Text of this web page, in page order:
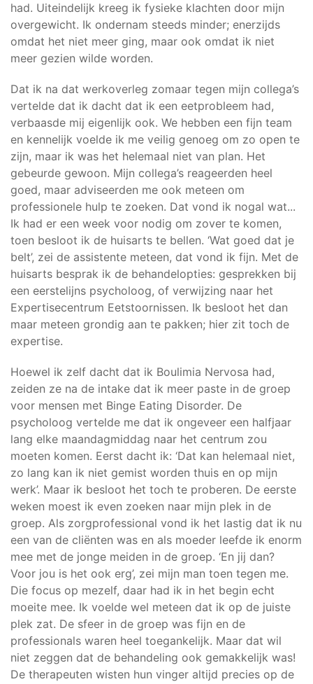
had. Uiteindelijk kreeg ik fysieke klachten door mijn
overgewicht. Ik ondernam steeds minder; enerzijds
omdat het niet meer ging, maar ook omdat ik niet
meer gezien wilde worden.
Dat ik na dat werkoverleg zomaar tegen mijn collega’s
vertelde dat ik dacht dat ik een eetprobleem had,
verbaasde mij eigenlijk ook. We hebben een fijn team
en kennelijk voelde ik me veilig genoeg om zo open te
zijn, maar ik was het helemaal niet van plan. Het
gebeurde gewoon. Mijn collega’s reageerden heel
goed, maar adviseerden me ook meteen om
professionele hulp te zoeken. Dat vond ik nogal wat...
Ik had er een week voor nodig om zover te komen,
toen besloot ik de huisarts te bellen. ‘Wat goed dat je
belt’, zei de assistente meteen, dat vond ik fijn. Met de
huisarts besprak ik de behandelopties: gesprekken bij
een eerstelijns psycholoog, of verwijzing naar het
Expertisecentrum Eetstoornissen. Ik besloot het dan
maar meteen grondig aan te pakken; hier zit toch de
expertise.
Hoewel ik zelf dacht dat ik Boulimia Nervosa had,
zeiden ze na de intake dat ik meer paste in de groep
voor mensen met Binge Eating Disorder. De
psycholoog vertelde me dat ik ongeveer een halfjaar
lang elke maandagmiddag naar het centrum zou
moeten komen. Eerst dacht ik: ‘Dat kan helemaal niet,
zo lang kan ik niet gemist worden thuis en op mijn
werk’. Maar ik besloot het toch te proberen. De eerste
weken moest ik even zoeken naar mijn plek in de
groep. Als zorgprofessional vond ik het lastig dat ik nu
een van de cliënten was en als moeder leefde ik enorm
mee met de jonge meiden in de groep. ‘En jij dan?
Voor jou is het ook erg’, zei mijn man toen tegen me.
Die focus op mezelf, daar had ik in het begin echt
moeite mee. Ik voelde wel meteen dat ik op de juiste
plek zat. De sfeer in de groep was fijn en de
professionals waren heel toegankelijk. Maar dat wil
niet zeggen dat de behandeling ook gemakkelijk was!
De therapeuten wisten hun vinger altijd precies op de